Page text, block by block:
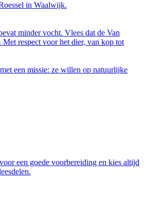
in Waalwijk.
minder vocht. Vlees dat de Van
Met respect voor het dier, van kop tot
een missie: ze willen op natuurlijke
een goede voorbereiding en kies altijd